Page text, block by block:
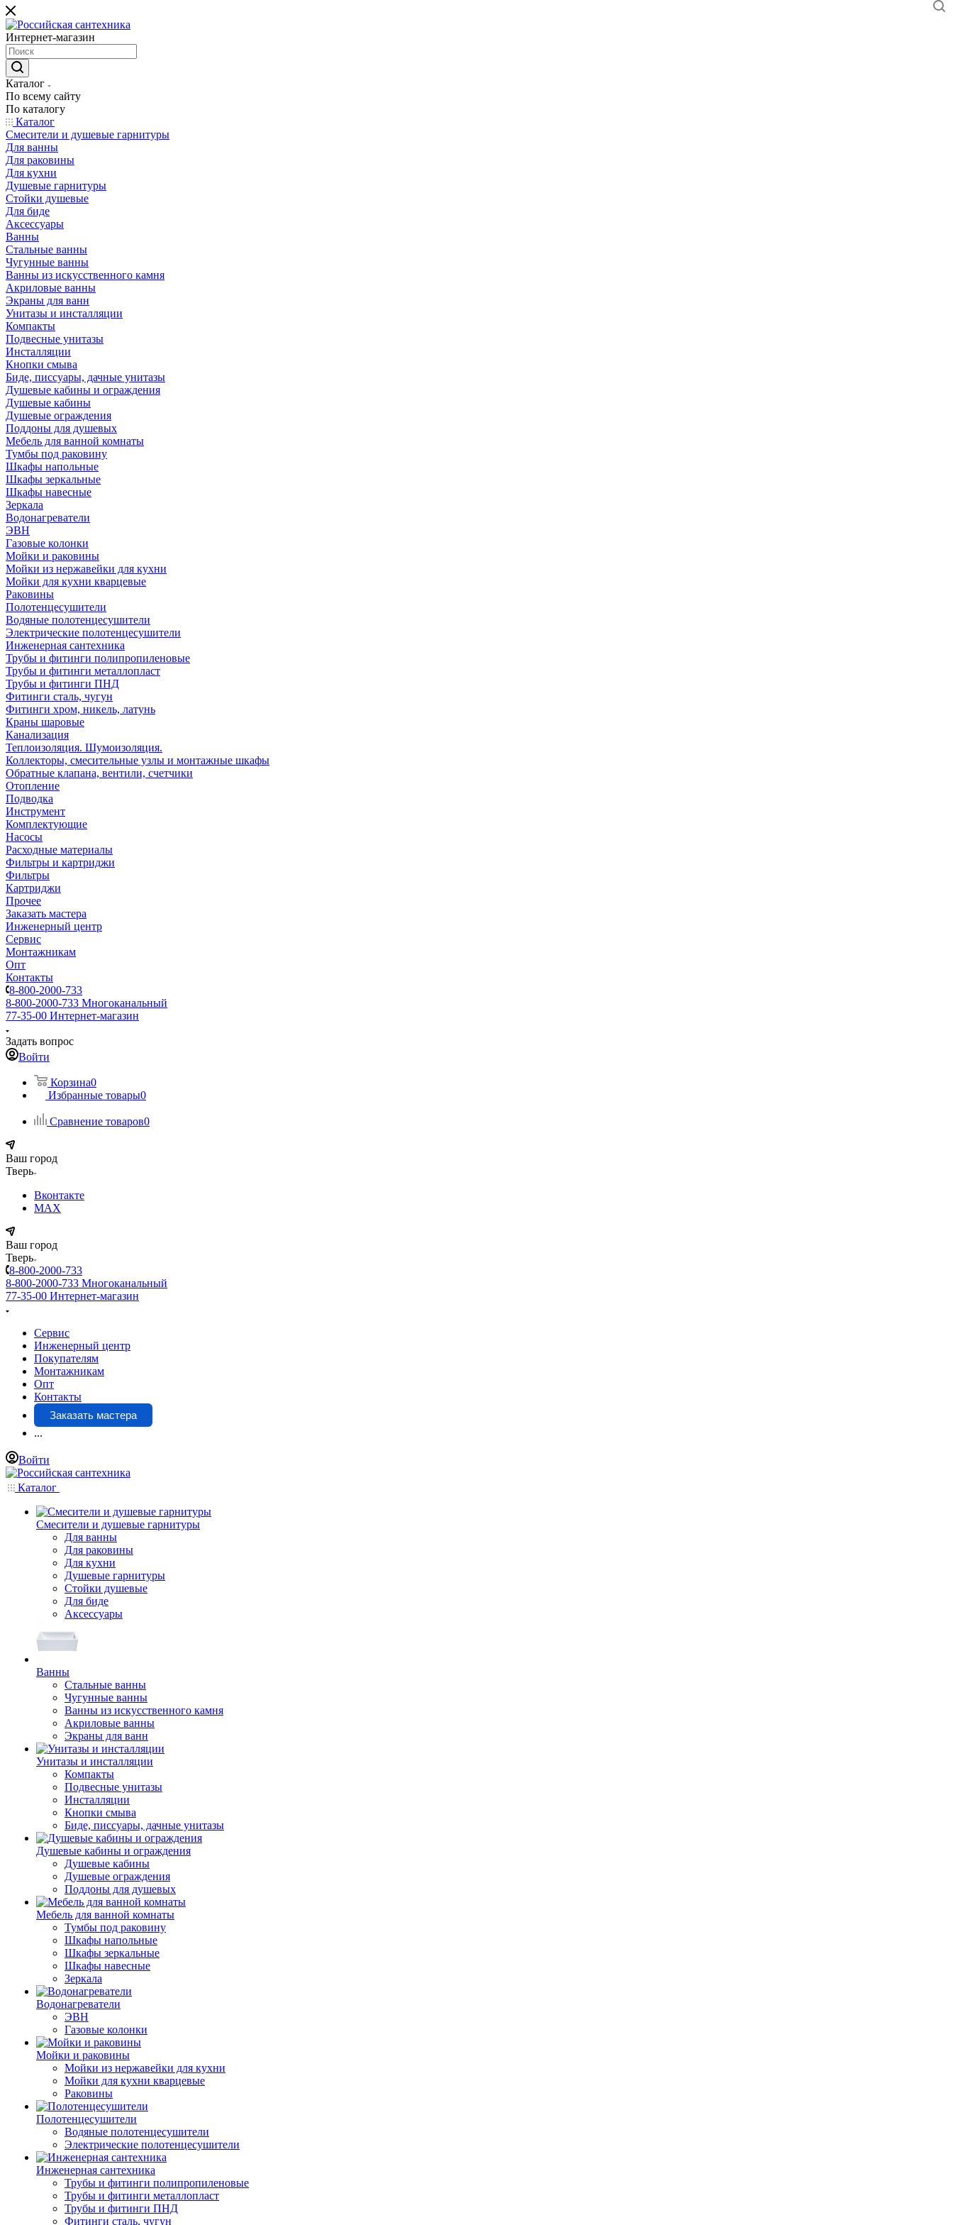
Интернет-магазин
Каталог
По всему сайту
По каталогу
Каталог
Смесители и душевые гарнитуры
Для ванны
Для раковины
Для кухни
Душевые гарнитуры
Стойки душевые
Для биде
Аксессуары
Ванны
Стальные ванны
Чугунные ванны
Ванны из искусственного камня
Акриловые ванны
Экраны для ванн
Унитазы и инсталляции
Компакты
Подвесные унитазы
Инсталляции
Кнопки смыва
Биде, писсуары, дачные унитазы
Душевые кабины и ограждения
Душевые кабины
Душевые ограждения
Поддоны для душевых
Мебель для ванной комнаты
Тумбы под раковину
Шкафы напольные
Шкафы зеркальные
Шкафы навесные
Зеркала
Водонагреватели
ЭВН
Газовые колонки
Мойки и раковины
Мойки из нержавейки для кухни
Мойки для кухни кварцевые
Раковины
Полотенцесушители
Водяные полотенцесушители
Электрические полотенцесушители
Инженерная сантехника
Трубы и фитинги полипропиленовые
Трубы и фитинги металлопласт
Трубы и фитинги ПНД
Фитинги сталь, чугун
Фитинги хром, никель, латунь
Краны шаровые
Канализация
Теплоизоляция. Шумоизоляция.
Коллекторы, смесительные узлы и монтажные шкафы
Обратные клапана, вентили, счетчики
Отопление
Подводка
Инструмент
Комплектующие
Насосы
Расходные материалы
Фильтры и картриджи
Фильтры
Картриджи
Прочее
Заказать мастера
Инженерный центр
Сервис
Монтажникам
Опт
Контакты
8-800-2000-733
8-800-2000-733 Многоканальный
77-35-00 Интернет-магазин
Задать вопрос
Войти
Корзина0
Избранные товары0
Сравнение товаров0
Ваш город
Тверь
Вконтакте
MAX
Ваш город
Тверь
8-800-2000-733
8-800-2000-733 Многоканальный
77-35-00 Интернет-магазин
Сервис
Инженерный центр
Покупателям
Монтажникам
Опт
Контакты
Заказать мастера
...
Войти
Каталог
Смесители и душевые гарнитуры
Для ванны
Для раковины
Для кухни
Душевые гарнитуры
Стойки душевые
Для биде
Аксессуары
Ванны
Стальные ванны
Чугунные ванны
Ванны из искусственного камня
Акриловые ванны
Экраны для ванн
Унитазы и инсталляции
Компакты
Подвесные унитазы
Инсталляции
Кнопки смыва
Биде, писсуары, дачные унитазы
Душевые кабины и ограждения
Душевые кабины
Душевые ограждения
Поддоны для душевых
Мебель для ванной комнаты
Тумбы под раковину
Шкафы напольные
Шкафы зеркальные
Шкафы навесные
Зеркала
Водонагреватели
ЭВН
Газовые колонки
Мойки и раковины
Мойки из нержавейки для кухни
Мойки для кухни кварцевые
Раковины
Полотенцесушители
Водяные полотенцесушители
Электрические полотенцесушители
Инженерная сантехника
Трубы и фитинги полипропиленовые
Трубы и фитинги металлопласт
Трубы и фитинги ПНД
Фитинги сталь, чугун